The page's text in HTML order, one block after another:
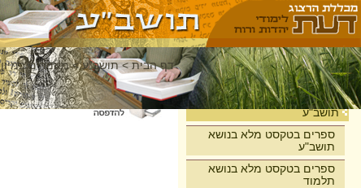
בית
תושב"ע
ספרים בטקסט מלא בנושא
תושב"ע
ספרים בטקסט מלא בנושא
תלמוד
דף הבית >תושב"ע >מאמרים